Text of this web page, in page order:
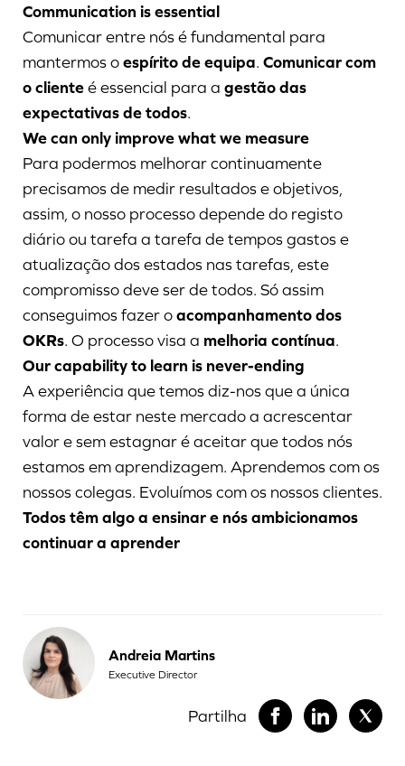
Communication is essential
Comunicar entre nós é fundamental para
mantermos oespírito de equipa. Comunicar com
o clienteé essencial para a gestão das
expectativas de todos.
We can only improve what we measure
Para podermos melhorar continuamente
precisamos de medir resultados e objetivos,
assim, o nosso processo depende do registo
diário ou tarefa a tarefa de tempos gastos e
atualização dos estados nas tarefas, este
compromisso deve ser de todos. Só assim
conseguimos fazer oacompanhamento dos
OKRs. O processo visa a melhoria contínua.
Our capability to learn is never-ending
A experiência que temos diz-nos que a única
forma de estar neste mercado a acrescentar
valor e sem estagnar é aceitar que todos nós
estamos em aprendizagem. Aprendemos com os
nossos colegas. Evoluímos com os nossos clientes.
Todos têm algo a ensinar e nós ambicionamos
continuar a aprender
Andreia Martins
Executive Director
Partilha